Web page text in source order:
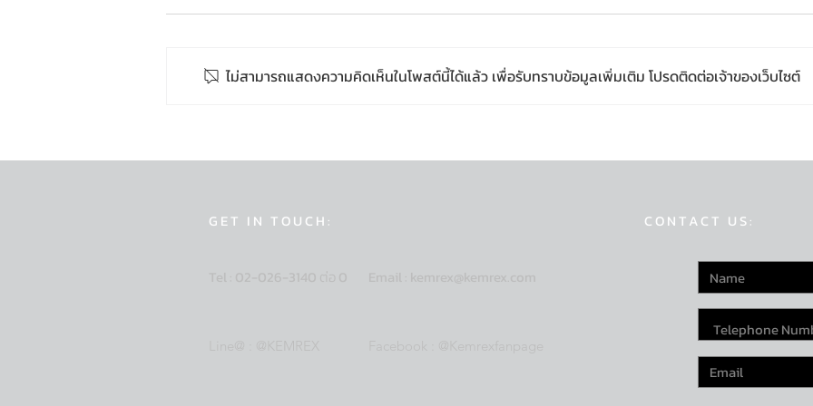
นวัตกรรมฐานรากเข็มเหล็กใน
พลังงานสะอาดในงานบูธ Asia
อนุรั
ไม่สามารถแสดงความคิดเห็นในโพสต์นี้ได้แล้ว เพื่อรับทราบข้อมูลเพิ่มเติม โปรดติดต่อเจ้าของเว็บไซต์
GET IN TOUCH: CONTACT US: